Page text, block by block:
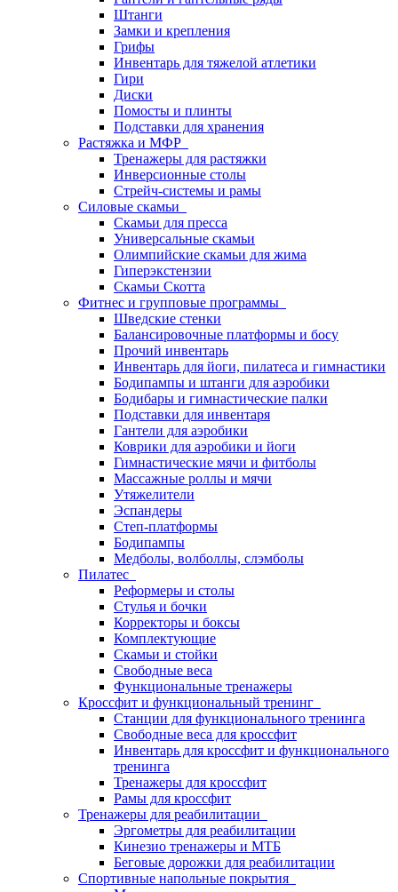
Штанги
Замки и крепления
Грифы
Инвентарь для тяжелой атлетики
Гири
Диски
Помосты и плинты
Подставки для хранения
Растяжка и МФР
Тренажеры для растяжки
Инверсионные столы
Стрейч-системы и рамы
Силовые скамьи
Скамьи для пресса
Универсальные скамьи
Олимпийские скамьи для жима
Гиперэкстензии
Скамьи Скотта
Фитнес и групповые программы
Шведские стенки
Балансировочные платформы и босу
Прочий инвентарь
Инвентарь для йоги, пилатеса и гимнастики
Бодипампы и штанги для аэробики
Бодибары и гимнастические палки
Подставки для инвентаря
Гантели для аэробики
Коврики для аэробики и йоги
Гимнастические мячи и фитболы
Массажные роллы и мячи
Утяжелители
Эспандеры
Степ-платформы
Бодипампы
Медболы, волболлы, слэмболы
Пилатес
Реформеры и столы
Стулья и бочки
Корректоры и боксы
Комплектующие
Скамьи и стойки
Свободные веса
Функциональные тренажеры
Кроссфит и функциональный тренинг
Станции для функционального тренинга
Свободные веса для кроссфит
Инвентарь для кроссфит и функционального
тренинга
Тренажеры для кроссфит
Рамы для кроссфит
Тренажеры для реабилитации
Эргометры для реабилитации
Кинезио тренажеры и МТБ
Беговые дорожки для реабилитации
Спортивные напольные покрытия